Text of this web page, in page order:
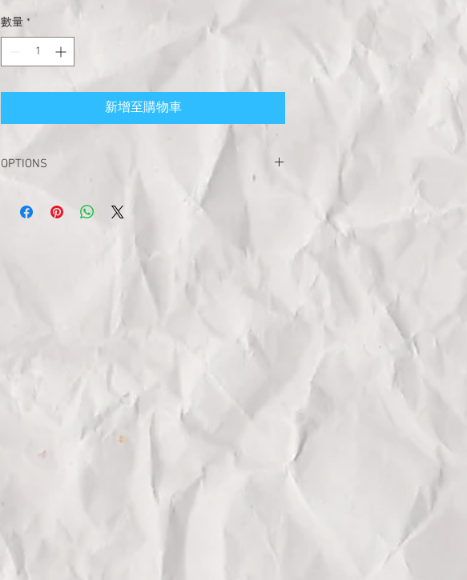
數量 *
新增至購物車
OPTIONS
TEST INFILTROMETRIE:
Test d'étanchéité à l'air
Test d'infiltrométrie finale + DPE
Application en conformité avec